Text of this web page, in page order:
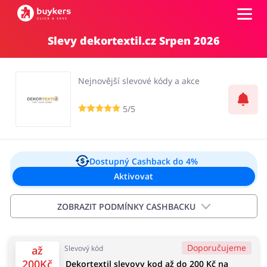
Kategorie
Šperky a hodinky Potraviny
Pro děti Dům, interiér a zahrada
Přihlásit se
Registrovat
Slevy dekortextil.cz Srpen 2026
Nejnovější slevové kódy a akce
5/5
Dostupný Cashback do 4%
Aktivovat
ZOBRAZIT PODMÍNKY CASHBACKU
Cashback se objeví na vašem účtu od 2 hodin do 72
hodin od data podání objednávky. Nevztahuje se na
až
200Kč
Slevový kód Doporučujeme
Dekortextil slevovy kod až do 200 Kč na